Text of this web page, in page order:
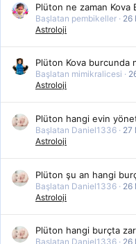
Plüton ne zaman Kova
Başlatan pembikeller 26
Astroloji
Plüton Kova burcunda
Başlatan mimikralicesi
Astroloji
Plüton hangi evin
Başlatan Daniel1336 27
Astroloji
Plüton şu an hangi
Başlatan Daniel1336 26
Astroloji
Plüton hangi burçta
Başlatan Daniel1336 26